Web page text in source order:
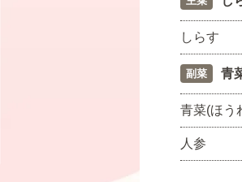
しらす
副菜 青
青菜(ほう
人参